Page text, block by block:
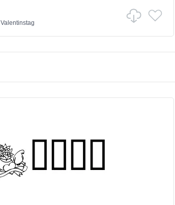
Valentinstag